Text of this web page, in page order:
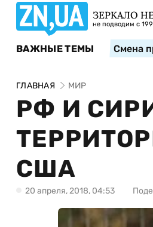
ЗЕРКАЛО
не подводим с
ВАЖНЫЕ ТЕМЫ Смена
ГЛАВНАЯ МИР
РФ И
США
20 апреля, 2018, 04:53